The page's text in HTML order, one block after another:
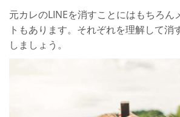
元カレのLINEを消すことにはもちろん
トもあります。それぞれを理解して消
しましょう。